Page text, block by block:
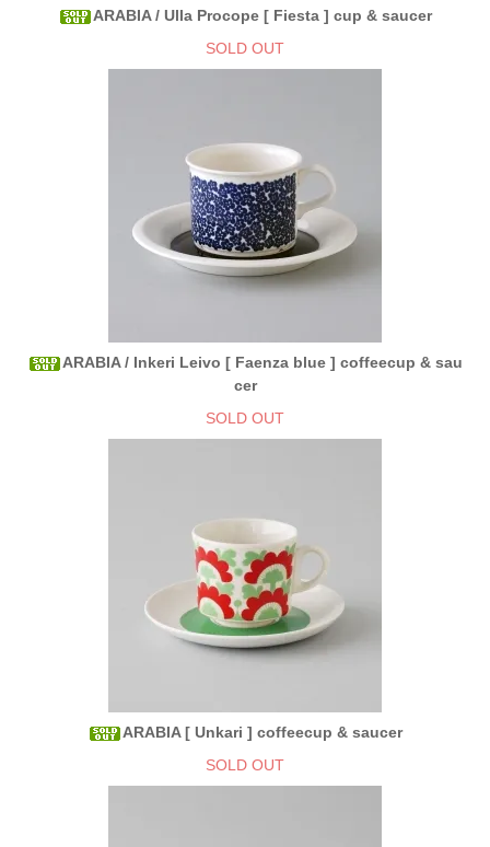
ARABIA / Ulla Procope [ Fiesta ] cup & saucer
SOLD OUT
ARABIA / Inkeri Leivo [ Faenza blue ] coffeecup & sau
cer
SOLD OUT
ARABIA [ Unkari ] coffeecup & saucer
SOLD OUT